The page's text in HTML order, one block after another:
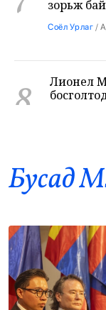
8 Дэлхий /Х.
9
ангид
Дэлхий/
10 Засгийн
Бусад